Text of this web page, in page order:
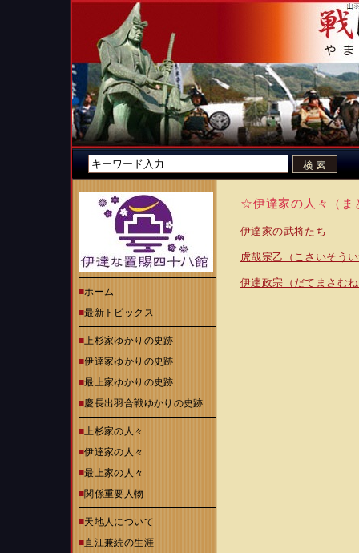
■ホーム
■最新トピックス
■上杉家ゆかりの史跡
■伊達家ゆかりの史跡
■最上家ゆかりの史跡
■慶長出羽合戦ゆかりの史跡
■上杉家の人々
■伊達家の人々
■最上家の人々
■関係重要人物
■天地人について
■直江兼続の生涯
☆伊達家の人々（ま
伊達家の武将たち
虎哉宗乙（こさいそう
伊達政宗（だてまさむ